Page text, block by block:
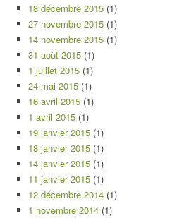
18 décembre 2015 (1)
27 novembre 2015 (1)
14 novembre 2015 (1)
31 août 2015 (1)
1 juillet 2015 (1)
24 mai 2015 (1)
16 avril 2015 (1)
1 avril 2015 (1)
19 janvier 2015 (1)
18 janvier 2015 (1)
14 janvier 2015 (1)
11 janvier 2015 (1)
12 décembre 2014 (1)
1 novembre 2014 (1)